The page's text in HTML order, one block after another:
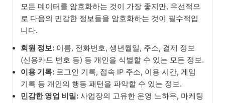
모든 데이터를 암호화하는 것이 가장 좋지만, 우선적으
로 다음의 민감한 정보들을 암호화하는 것이 필수적입
니다.
회원 정보: 이름, 전화번호, 생년월일, 주소, 결제 정보
(신용카드 번호 등) 등 개인을 식별할 수 있는 모든 정보.
이용 기록: 로그인 기록, 접속 IP 주소, 이용 시간, 게임
기록 등 개인의 행동 패턴을 파악할 수 있는 정보.
민감한 영업 비밀: 사업장의 고유한 운영 노하우, 마케팅